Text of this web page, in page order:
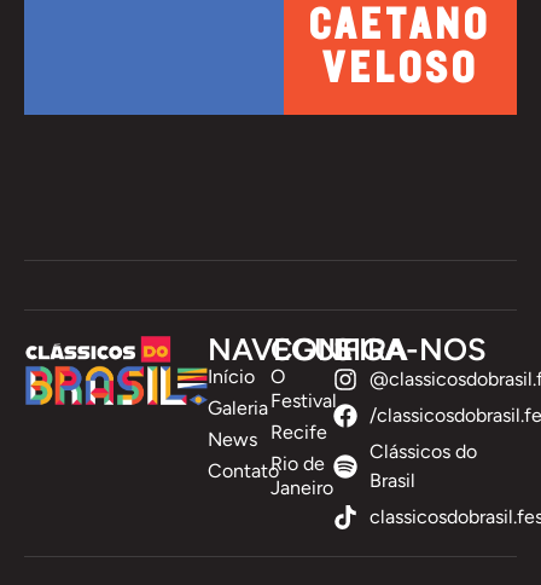
CAETANO
VELOSO
NAVEGUE
Início
Galeria
News
Contato
CONFIRA
O
Festival
Recife
Rio de
Janeiro
SIGA-NOS
/
Clássicos do
Brasil